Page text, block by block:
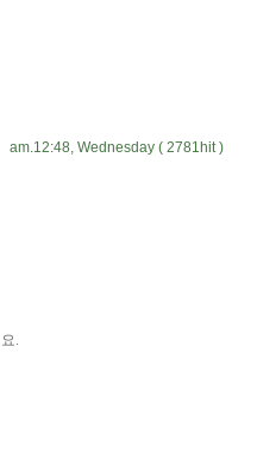
am.12:48, Wednesday ( 2781hit )
.